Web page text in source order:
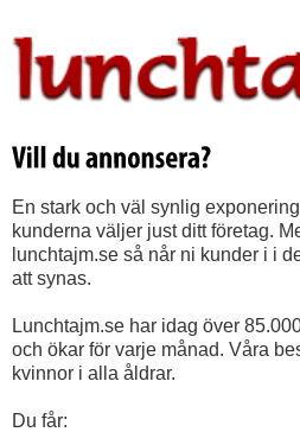
En stark och väl synlig
kunderna väljer just ditt företag.
lunchtajm.se så når ni kunder i i
att synas.
Lunchtajm.se har idag över
och ökar för varje månad. Våra
kvinnor i alla åldrar.
Du får: